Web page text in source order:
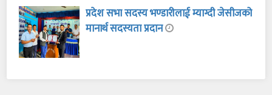
प्रदेश सभा सदस्य भण्डारीलाई म्याग्दी जेसीजको
मानार्थ सदस्यता प्रदान